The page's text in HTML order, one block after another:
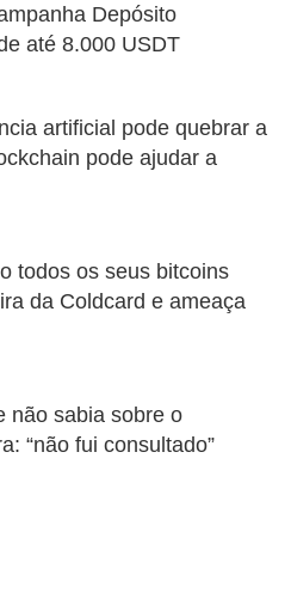
Depósito
até 8.000 USDT
artificial pode quebrar a
pode ajudar a
todos os seus bitcoins
da Coldcard e ameaça
não sabia sobre o
“não fui consultado”